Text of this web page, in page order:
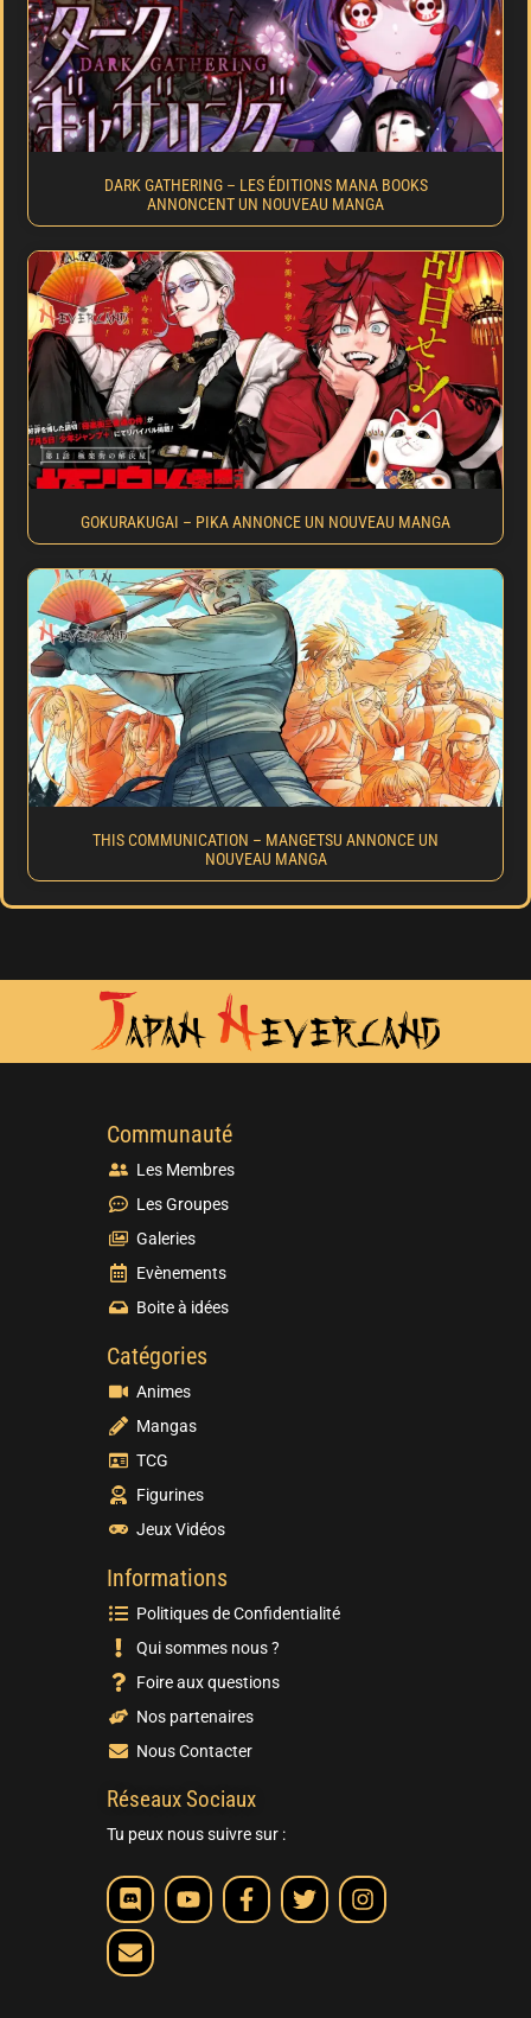
DARK GATHERING – LES ÉDITIONS MANA BOOKS
ANNONCENT UN NOUVEAU MANGA
GOKURAKUGAI – PIKA ANNONCE UN NOUVEAU MANGA
THIS COMMUNICATION – MANGETSU ANNONCE UN
NOUVEAU MANGA
Communauté
Les Membres
Les Groupes
Galeries
Evènements
Boite à idées
Catégories
Animes
Mangas
TCG
Figurines
Jeux Vidéos
Informations
Politiques de Confidentialité
Qui sommes nous ?
Foire aux questions
Nos partenaires
Nous Contacter
Réseaux Sociaux
Tu peux nous suivre sur :